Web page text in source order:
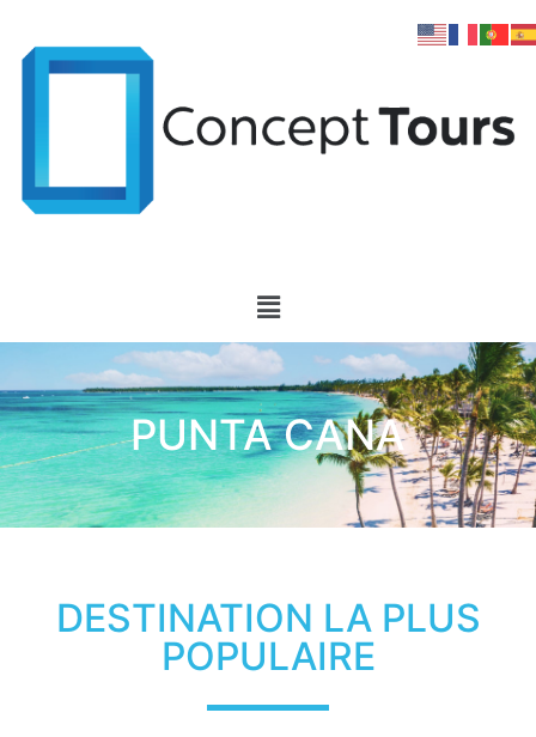
PUNTA CANA
DESTINATION LA PLUS
POPULAIRE